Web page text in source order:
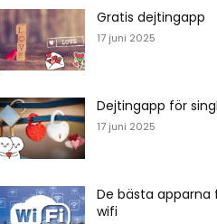
Gratis dejtingapp
17 juni 2025
Dejtingapp för
17 juni 2025
De bästa apparna
wifi